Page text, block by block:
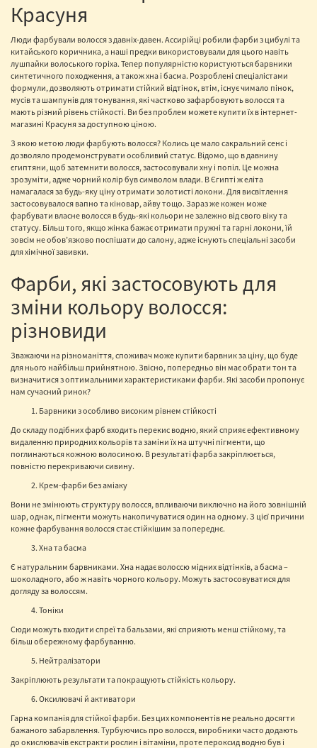
Красуня
Люди фарбували волосся з давніх-давен. Ассирійці робили фарби з цибулі та
китайського коричника, а наші предки використовували для цього навіть
лушпайки волоського горіха. Тепер популярністю користуються барвники
синтетичного походження, а також хна і басма. Розроблені спеціалістами
формули, дозволяють отримати стійкий відтінок, втім, існує чимало пінок,
мусів та шампунів для тонування, які частково зафарбовують волосся та
мають різний рівень стійкості. Ви без проблем можете купити їх в інтернет-
магазині Красуня за доступною ціною.
З якою метою люди фарбують волосся? Колись це мало сакральний сенс і
дозволяло продемонструвати особливий статус. Відомо, що в давнину
єгиптяни, щоб затемнити волосся, застосовували хну і попіл. Це можна
зрозуміти, адже чорний колір був символом влади. В Єгипті ж еліта
намагалася за будь-яку ціну отримати золотисті локони. Для висвітлення
застосовувалося вапно та кіновар, айву тощо. Зараз же кожен може
фарбувати власне волосся в будь-які кольори не залежно від свого віку та
статусу. Більш того, якщо жінка бажає отримати пружні та гарні локони, їй
зовсім не обов’язково поспішати до салону, адже існують спеціальні засоби
для хімічної завивки.
Фарби, які застосовують для
зміни кольору волосся:
різновиди
Зважаючи на різноманіття, споживач може купити барвник за ціну, що буде
для нього найбільш прийнятною. Звісно, попередньо він має обрати тон та
визначитися з оптимальними характеристиками фарби. Які засоби пропонує
нам сучасний ринок?
Барвники з особливо високим рівнем стійкості
До складу подібних фарб входить перекис водню, який сприяє ефективному
видаленню природних кольорів та заміни їх на штучні пігменти, що
поглинаються кожною волосиною. В результаті фарба закріплюється,
повністю перекриваючи сивину.
Крем-фарби без аміаку
Вони не змінюють структуру волосся, впливаючи виключно на його зовнішній
шар, однак, пігменти можуть накопичуватися один на одному. З цієї причини
кожне фарбування волосся стає стійкішим за попереднє.
Хна та басма
Є натуральним барвниками. Хна надає волоссю мідних відтінків, а басма –
шоколадного, або ж навіть чорного кольору. Можуть застосовуватися для
догляду за волоссям.
Тоніки
Сюди можуть входити спреї та бальзами, які сприяють менш стійкому, та
більш обережному фарбуванню.
Нейтралізатори
Закріплюють результати та покращують стійкість кольору.
Оксилювачі й активатори
Гарна компанія для стійкої фарби. Без цих компонентів не реально досягти
бажаного забарвлення. Турбуючись про волосся, виробники часто додають
до окислювачів екстракти рослин і вітаміни, проте пероксид водню був і